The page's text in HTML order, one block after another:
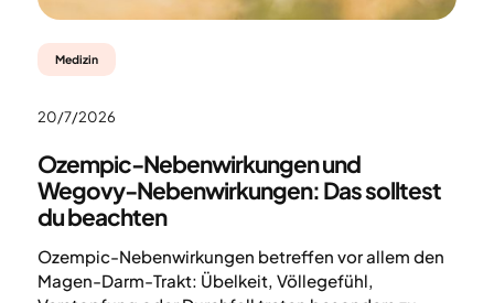
Medizin
20/7/2026
Ozempic-Nebenwirkungen und
Wegovy-Nebenwirkungen: Das solltest
du beachten
Ozempic-Nebenwirkungen betreffen vor allem den
Magen-Darm-Trakt: Übelkeit, Völlegefühl,